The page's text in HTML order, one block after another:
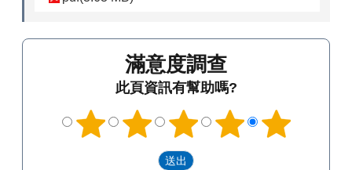
滿意度調查
此頁資訊有幫助嗎?